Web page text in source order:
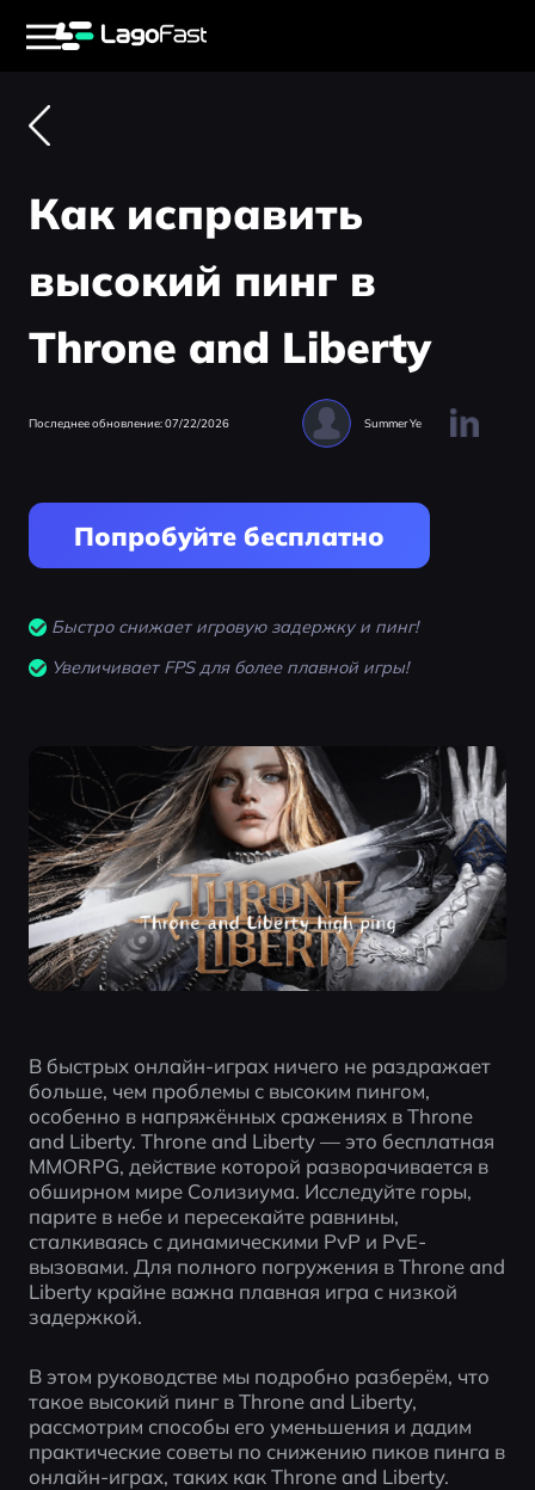
Как исправить
высокий пинг в
Throne and Liberty
Последнее обновление: 07/22/2026 Summer Ye
Попробуйте бесплатно
Быстро снижает игровую задержку и пинг!
Увеличивает FPS для более плавной игры!
В быстрых онлайн-играх ничего не раздражает
больше, чем проблемы с высоким пингом,
особенно в напряжённых сражениях в Throne
and Liberty. Throne and Liberty — это бесплатная
MMORPG, действие которой разворачивается в
обширном мире Солизиума. Исследуйте горы,
парите в небе и пересекайте равнины,
сталкиваясь с динамическими PvP и PvE-
вызовами. Для полного погружения в Throne and
Liberty крайне важна плавная игра с низкой
задержкой.
В этом руководстве мы подробно разберём, что
такое высокий пинг в Throne and Liberty,
рассмотрим способы его уменьшения и дадим
практические советы по снижению пиков пинга в
онлайн-играх, таких как Throne and Liberty.